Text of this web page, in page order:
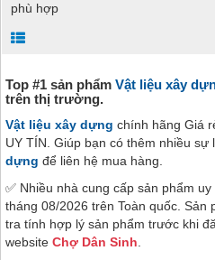
phù hợp
Top #1 sản phẩm Vật liệu xây
trên thị trường.
Vật liệu xây dựng chính hãng Giá
UY TÍN. Giúp bạn có thêm nhiều sự
dựng để liên hệ mua hàng.
✅ Nhiều nhà cung cấp sản phẩm
tháng 08/2026 trên Toàn quốc. Sản
tra tính hợp lý sản phẩm trước khi
website Chợ Dân Sinh.